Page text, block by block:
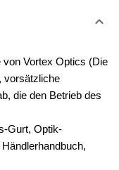
von Vortex Optics (Die
vorsätzliche
die den Betrieb des
Gurt, Optik-